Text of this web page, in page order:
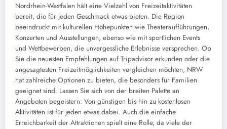
Nordrhein-Westfalen hält eine Vielzahl von Freizeitaktivitäten
bereit, die für jeden Geschmack etwas bieten. Die Region
beeindruckt mit kulturellen Höhepunkten wie Theateraufführungen,
Konzerten und Ausstellungen, ebenso wie mit sportlichen Events
und Wettbewerben, die unvergessliche Erlebnisse versprechen. Ob
Sie die neuesten Empfehlungen auf Tripadvisor erkunden oder die
angesagtesten Freizeitmöglichkeiten vergleichen möchten, NRW
hat zahlreiche Optionen zu bieten, die besonders für Familien
geeignet sind. Lassen Sie sich von der breiten Palette an
Angeboten begeistern: Von günstigen bis hin zu kostenlosen
Aktivitäten ist für jeden etwas dabei. Auch die einfache
Erreichbarkeit der Attraktionen spielt eine Rolle, da viele der